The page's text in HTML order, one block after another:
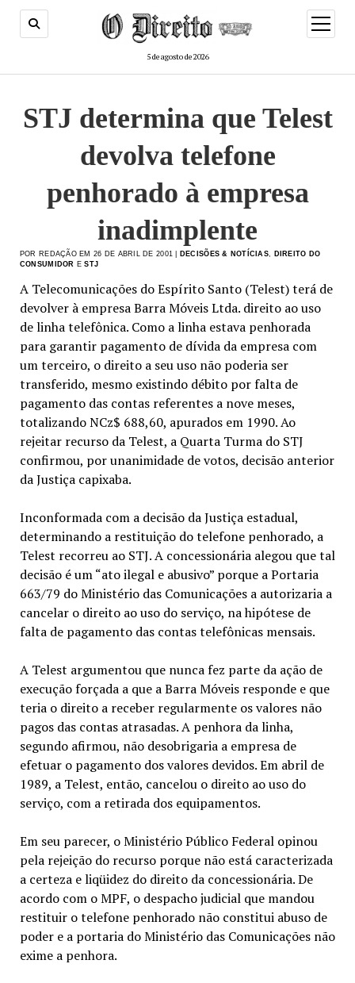
5 de agosto de 2026
menu
de
STJ determina que Telest
devolva telefone
penhorado à empresa
inadimplente
POR REDAÇÃO EM 26 DE ABRIL DE 2001 | DECISÕES & NOTÍCIAS
DIREITO DO
CONSUMIDOR ESTJ
A Telecomunicações do Espírito Santo (Telest) terá de
devolver à empresa Barra Móveis Ltda. direito ao uso
de linha telefônica. Como a linha estava penhorada
para garantir pagamento de dívida da empresa com
um terceiro, o direito a seu uso não poderia ser
transferido, mesmo existindo débito por falta de
pagamento das contas referentes a nove meses,
totalizando NCz$ 688,60, apurados em 1990. Ao
rejeitar recurso da Telest, a Quarta Turma do STJ
confirmou, por unanimidade de votos, decisão anterior
da Justiça capixaba.
Inconformada com a decisão da Justiça estadual,
determinando a restituição do telefone penhorado, a
Telest recorreu ao STJ. A concessionária alegou que tal
decisão é um “ato ilegal e abusivo” porque a Portaria
663/79 do Ministério das Comunicações a autorizaria a
cancelar o direito ao uso do serviço, na hipótese de
falta de pagamento das contas telefônicas mensais.
A Telest argumentou que nunca fez parte da ação de
execução forçada a que a Barra Móveis responde e que
teria o direito a receber regularmente os valores não
pagos das contas atrasadas. A penhora da linha,
segundo afirmou, não desobrigaria a empresa de
efetuar o pagamento dos valores devidos. Em abril de
1989, a Telest, então, cancelou o direito ao uso do
serviço, com a retirada dos equipamentos.
Em seu parecer, o Ministério Público Federal opinou
pela rejeição do recurso porque não está caracterizada
a certeza e liqüidez do direito da concessionária. De
acordo com o MPF, o despacho judicial que mandou
restituir o telefone penhorado não constitui abuso de
poder e a portaria do Ministério das Comunicações não
exime a penhora.